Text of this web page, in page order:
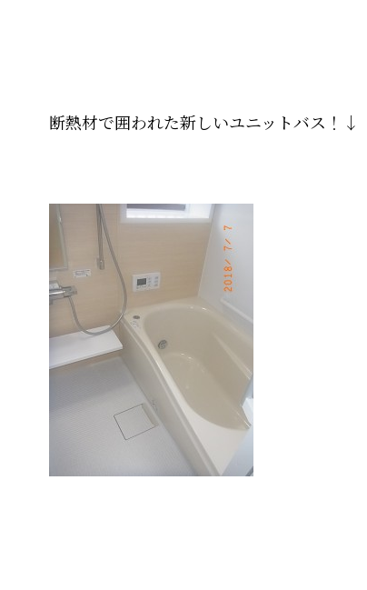
断熱材で囲われた新しいユニットバス！↓